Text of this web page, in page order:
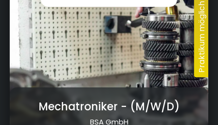
Mechatroniker - (M/W/D)
BSA GmbH